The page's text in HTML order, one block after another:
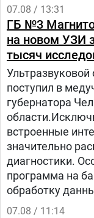
07.08 / 13:31
ГБ №3
на новом УЗИ
тысяч
Ультразвуковой
поступил в
губернатора
встроенные
значительно
диагностики.
программа на
обработку
07.08 / 11:14